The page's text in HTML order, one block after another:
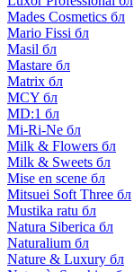
Mades Cosmetics бл
Mario Fissi бл
Masil бл
Mastare бл
Matrix бл
MCY бл
MD:1 бл
Mi-Ri-Ne бл
Milk & Flowers бл
Milk & Sweets бл
Mise en scene бл
Mitsuei Soft Three бл
Mustika ratu бл
Natura Siberica бл
Naturalium бл
Nature & Luxury бл